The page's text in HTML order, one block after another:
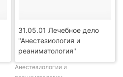
31.05.01 Лечебное дело
"Анестезиология и
реаниматология"
Анестезиологии и